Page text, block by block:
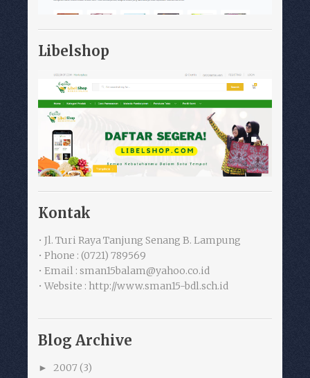
Libelshop
Kontak
• Jl. Turi Raya Tanjung Senang B. Lampung
• Phone : (0721) 789569
• Email : sman15balam@yahoo.co.id
• Website : http://www.sman15-bdl.sch.id
Blog Archive
► 2007 (3)